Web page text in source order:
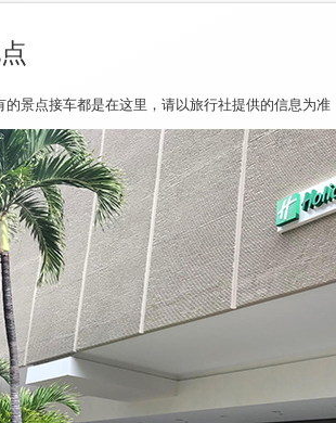
的景点接车都是在这里，请以旅行社提供的信息为准